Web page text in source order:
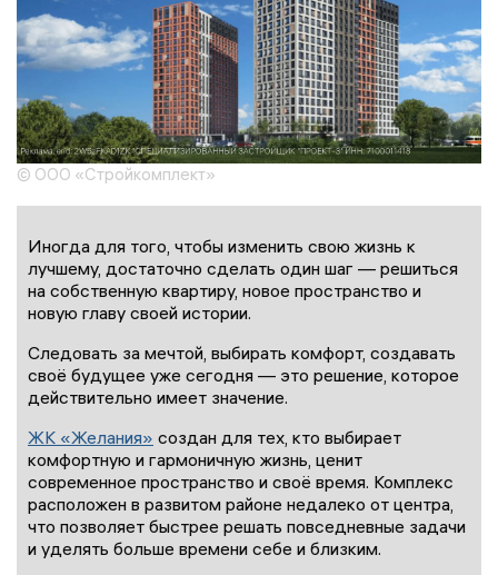
© ООО «Стройкомплект»
Иногда для того, чтобы изменить свою жизнь к
лучшему, достаточно сделать один шаг — решиться
на собственную квартиру, новое пространство и
новую главу своей истории.
Следовать за мечтой, выбирать комфорт, создавать
своё будущее уже сегодня — это решение, которое
действительно имеет значение.
ЖК «Желания» создан для тех, кто выбирает
комфортную и гармоничную жизнь, ценит
современное пространство и своё время. Комплекс
расположен в развитом районе недалеко от центра,
что позволяет быстрее решать повседневные задачи
и уделять больше времени себе и близким.